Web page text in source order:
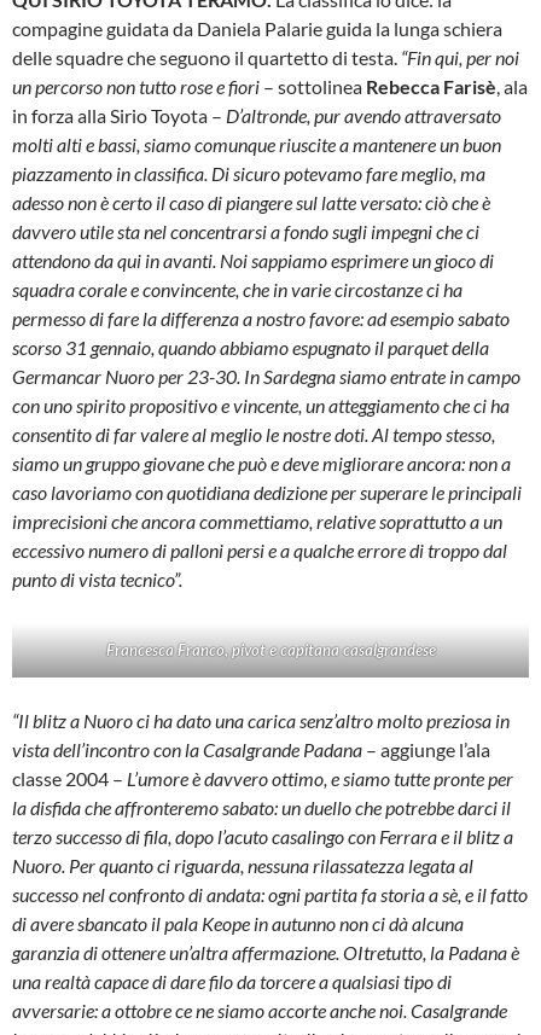
compagine guidata da Daniela Palarie guida la lunga schiera
delle squadre che seguono il quartetto di testa. “Fin qui, per noi
un percorso non tutto rose e fiori – sottolinea Rebecca Farisè, ala
in forza alla Sirio Toyota – D’altronde, pur avendo attraversato
molti alti e bassi, siamo comunque riuscite a mantenere un buon
piazzamento in classifica. Di sicuro potevamo fare meglio, ma
adesso non è certo il caso di piangere sul latte versato: ciò che è
davvero utile sta nel concentrarsi a fondo sugli impegni che ci
attendono da qui in avanti. Noi sappiamo esprimere un gioco di
squadra corale e convincente, che in varie circostanze ci ha
permesso di fare la differenza a nostro favore: ad esempio sabato
scorso 31 gennaio, quando abbiamo espugnato il parquet della
Germancar Nuoro per 23-30. In Sardegna siamo entrate in campo
con uno spirito propositivo e vincente, un atteggiamento che ci ha
consentito di far valere al meglio le nostre doti. Al tempo stesso,
siamo un gruppo giovane che può e deve migliorare ancora: non a
caso lavoriamo con quotidiana dedizione per superare le principali
imprecisioni che ancora commettiamo, relative soprattutto a un
eccessivo numero di palloni persi e a qualche errore di troppo dal
punto di vista tecnico”.
Francesca Franco, pivot e capitana casalgrandese
“Il blitz a Nuoro ci ha dato una carica senz’altro molto preziosa in
vista dell’incontro con la Casalgrande Padana – aggiunge l’ala
classe 2004 – L’umore è davvero ottimo, e siamo tutte pronte per
la disfida che affronteremo sabato: un duello che potrebbe darci il
terzo successo di fila, dopo l’acuto casalingo con Ferrara e il blitz a
Nuoro. Per quanto ci riguarda, nessuna rilassatezza legata al
successo nel confronto di andata: ogni partita fa storia a sè, e il fatto
di avere sbancato il pala Keope in autunno non ci dà alcuna
garanzia di ottenere un’altra affermazione. OItretutto, la Padana è
una realtà capace di dare filo da torcere a qualsiasi tipo di
avversarie: a ottobre ce ne siamo accorte anche noi. Casalgrande